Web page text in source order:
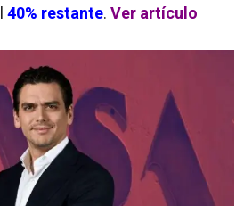
40% restante. Ver artículo